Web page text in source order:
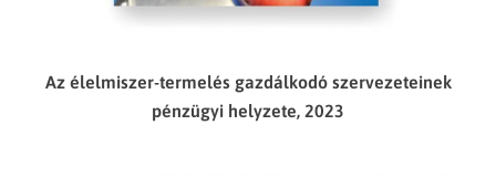
Az élelmiszer-termelés gazdálkodó szervezeteinek
pénzügyi helyzete, 2023